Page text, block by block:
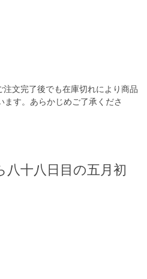
文完了後でも在庫切れにより商品
す。あらかじめご了承くださ
十八日目の五月初